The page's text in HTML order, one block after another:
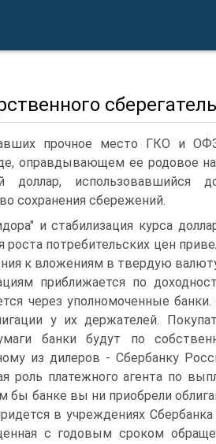
прочное место ГКО и
оправдывающем ее родовое
доллар,
сохранения сбережений.
и стабилизация курса
потребительских цен
к вложениям в твердую
приближается по
через уполномоченные банки.
у их держателей.
банки будут по
из дилеров - Сбербанку
роль платежного агента по
бы банке вы ни приобрели
в учреждениях
с годовым сроком